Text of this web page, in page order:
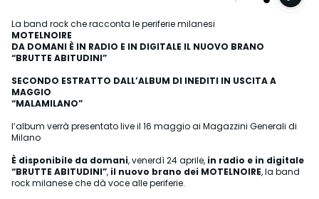
La band rock che racconta le periferie milanesi
MOTELNOIRE
DA DOMANI È IN RADIO E IN DIGITALE IL NUOVO BRANO
“BRUTTE ABITUDINI”
SECONDO ESTRATTO DALL’ALBUM DI INEDITI IN USCITA A
MAGGIO
“MALAMILANO”
l’album verrà presentato live il 16 maggio ai Magazzini Generali di
Milano
È disponibile da domani, venerdì 24 aprile, in radio e in digitale
“BRUTTE ABITUDINI”, il nuovo brano dei MOTELNOIRE, la band
rock milanese che dà voce alle periferie.